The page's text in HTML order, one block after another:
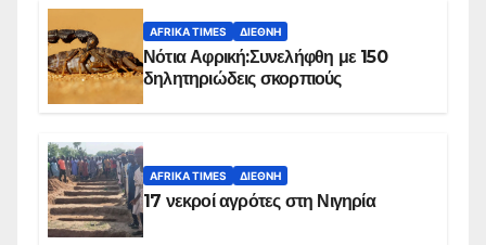
AFRIKA TIMES ΔΙΕΘΝΉ
Νότια Αφρική:Συνελήφθη με 150
δηλητηριώδεις σκορπιούς
AFRIKA TIMES ΔΙΕΘΝΉ
17 νεκροί αγρότες στη Νιγηρία